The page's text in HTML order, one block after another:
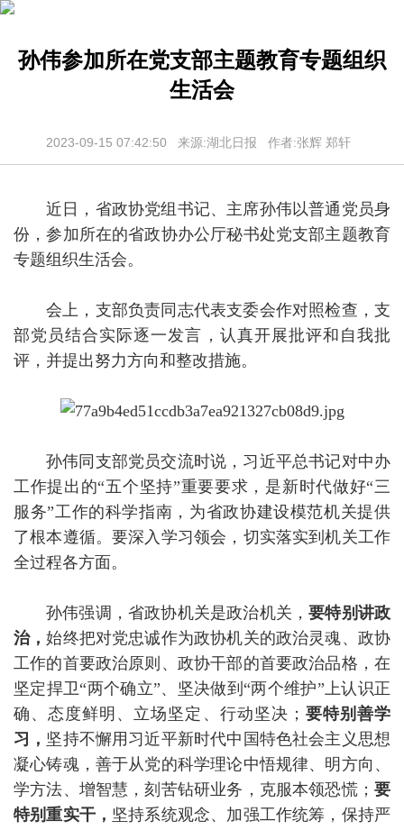
孙伟参加所在党支部主题教育专题组织
生活会
2023-09-15 07:42:50 来源:湖北日报 作者:张辉 郑轩
近日，省政协党组书记、主席孙伟以普通党员身
份，参加所在的省政协办公厅秘书处党支部主题教育
专题组织生活会。
会上，支部负责同志代表支委会作对照检查，支
部党员结合实际逐一发言，认真开展批评和自我批
评，并提出努力方向和整改措施。
孙伟同支部党员交流时说，习近平总书记对中办
工作提出的“五个坚持”重要要求，是新时代做好“三
服务”工作的科学指南，为省政协建设模范机关提供
了根本遵循。要深入学习领会，切实落实到机关工作
全过程各方面。
孙伟强调，省政协机关是政治机关，要特别讲政
治，始终把对党忠诚作为政协机关的政治灵魂、政协
工作的首要政治原则、政协干部的首要政治品格，在
坚定捍卫“两个确立”、坚决做到“两个维护”上认识正
确、态度鲜明、立场坚定、行动坚决； 要特别善学
习， 坚持不懈用习近平新时代中国特色社会主义思想
凝心铸魂，善于从党的科学理论中悟规律、明方向、
学方法、增智慧，刻苦钻研业务，克服本领恐慌； 要
特别重实干， 坚持系统观念、加强工作统筹，保持严